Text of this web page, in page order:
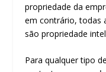
propriedade da
em contrário, todas
são propriedade
Para qualquer tipo